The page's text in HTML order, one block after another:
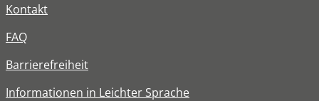
Kontakt
FAQ
Barrierefreiheit
Informationen in Leichter Sprache